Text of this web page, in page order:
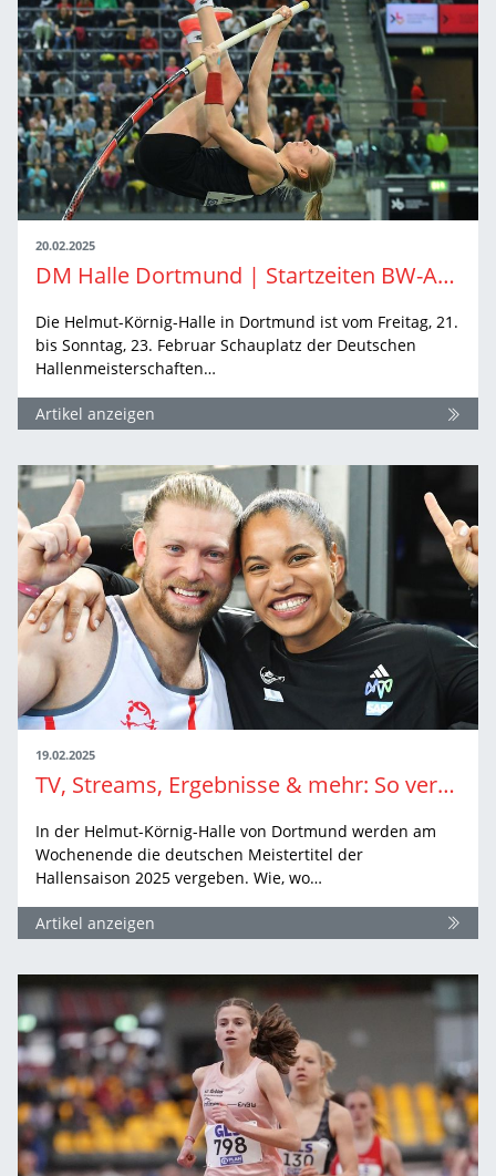
20.02.2025
DM Halle Dortmund | Startzeiten BW-Athlet:innen
Die Helmut-Körnig-Halle in Dortmund ist vom Freitag, 21.
bis Sonntag, 23. Februar Schauplatz der Deutschen
Hallenmeisterschaften…
Artikel anzeigen
19.02.2025
TV, Streams, Ergebnisse & mehr: So verfolgen Sie die Hallen-DM in Dortmund live
In der Helmut-Körnig-Halle von Dortmund werden am
Wochenende die deutschen Meistertitel der
Hallensaison 2025 vergeben. Wie, wo…
Artikel anzeigen